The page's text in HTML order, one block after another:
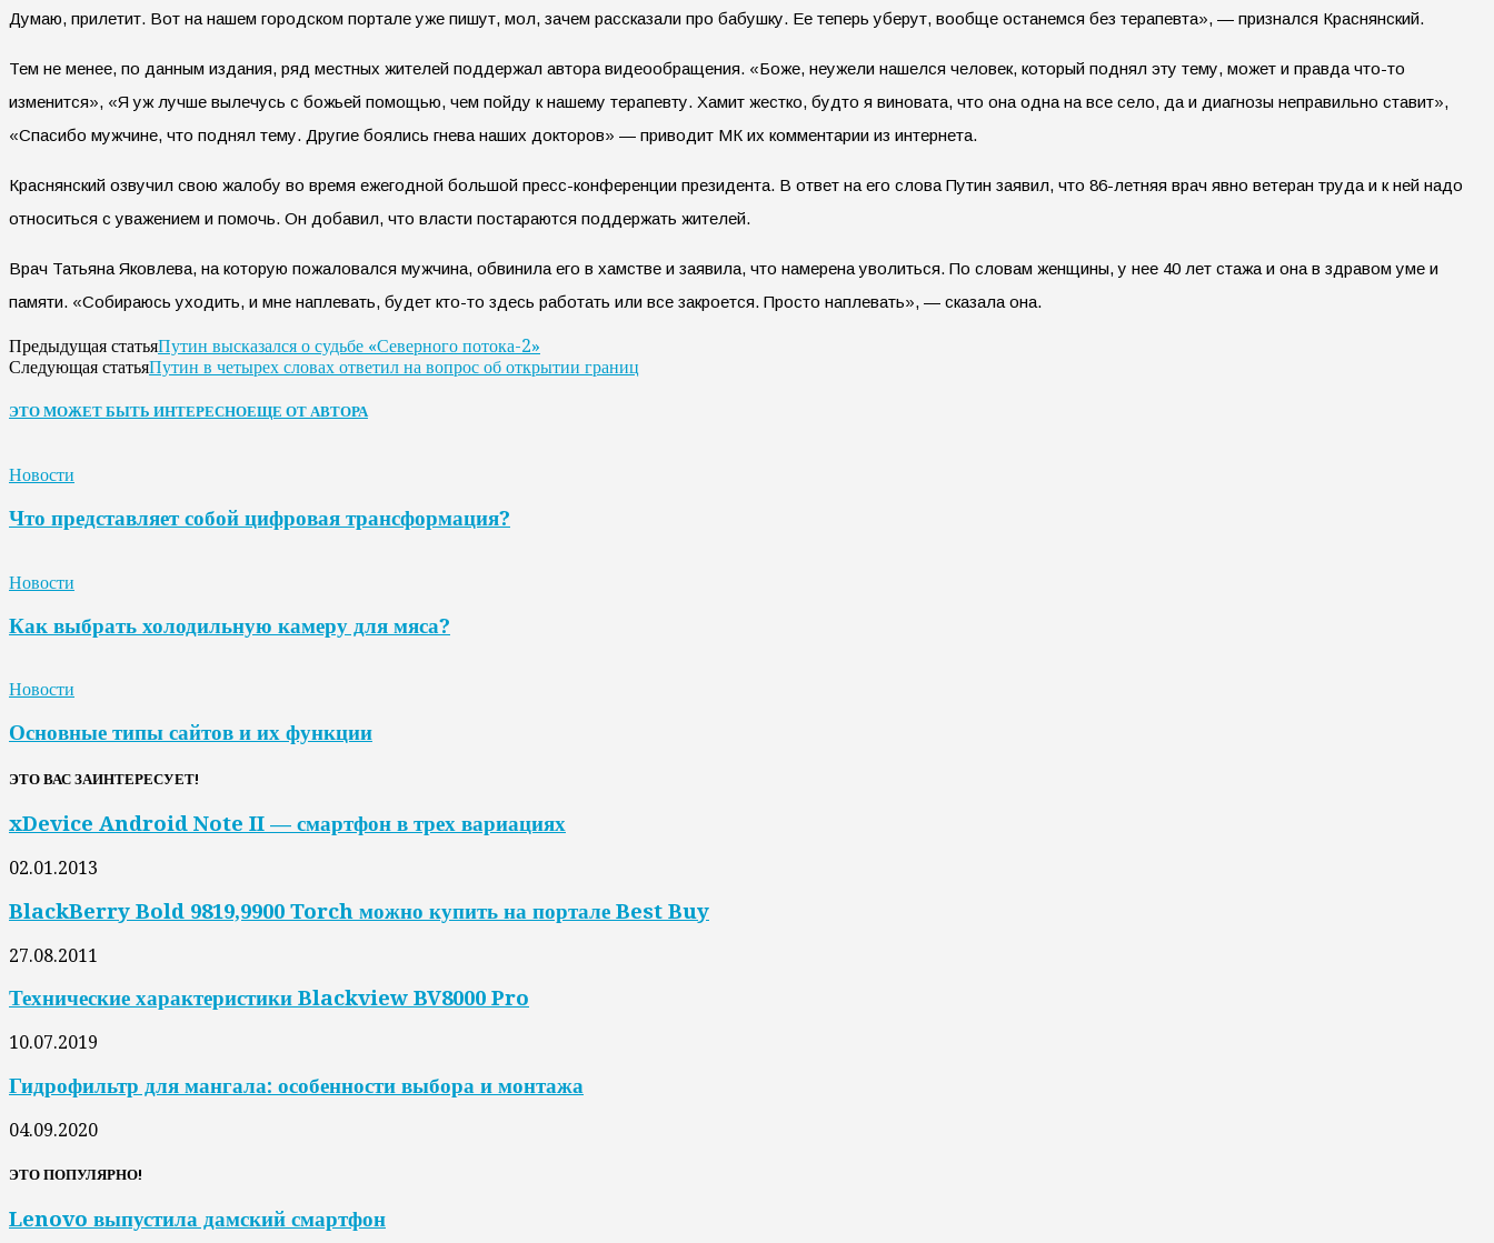
Думаю, прилетит. Вот на нашем городском портале уже пишут, мол, зачем рассказали про бабушку. Ее теперь уберут, вообще останемся без терапевта», — признался Краснянский.
Тем не менее, по данным издания, ряд местных жителей поддержал автора видеообращения. «Боже, неужели нашелся человек, который поднял эту тему, может и правда что-то
изменится», «Я уж лучше вылечусь с божьей помощью, чем пойду к нашему терапевту. Хамит жестко, будто я виновата, что она одна на все село, да и диагнозы неправильно ставит»,
«Спасибо мужчине, что поднял тему. Другие боялись гнева наших докторов» — приводит МК их комментарии из интернета.
Краснянский озвучил свою жалобу во время ежегодной большой пресс-конференции президента. В ответ на его слова Путин заявил, что 86-летняя врач явно ветеран труда и к ней надо
относиться с уважением и помочь. Он добавил, что власти постараются поддержать жителей.
Врач Татьяна Яковлева, на которую пожаловался мужчина, обвинила его в хамстве и заявила, что намерена уволиться. По словам женщины, у нее 40 лет стажа и она в здравом уме и
памяти. «Собираюсь уходить, и мне наплевать, будет кто-то здесь работать или все закроется. Просто наплевать», — сказала она.
Предыдущая статьяПутин высказался о судьбе «Северного потока-2»
Следующая статьяПутин в четырех словах ответил на вопрос об открытии границ
ЭТО МОЖЕТ БЫТЬ ИНТЕРЕСНОЕЩЕ ОТ АВТОРА
Новости
Что представляет собой цифровая трансформация?
Новости
Как выбрать холодильную камеру для мяса?
Новости
Основные типы сайтов и их функции
ЭТО ВАС ЗАИНТЕРЕСУЕТ!
xDevice Android Note II — смартфон в трех вариациях
02.01.2013
BlackBerry Bold 9819,9900 Torch можно купить на портале Best Buy
27.08.2011
Технические характеристики Blackview BV8000 Pro
10.07.2019
Гидрофильтр для мангала: особенности выбора и монтажа
04.09.2020
ЭТО ПОПУЛЯРНО!
Lenovo выпустила дамский смартфон